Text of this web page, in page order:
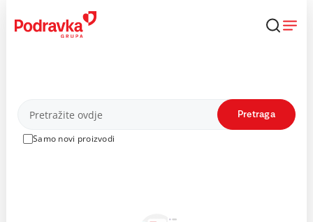
content
Proizvodi
Samo novi proizvodi
Pretraga